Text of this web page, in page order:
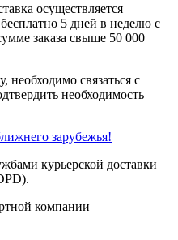
осуществляется
5 дней в неделю с
заказа свыше 50 000
связаться с
необходимость
зарубежья!
курьерской доставки
компании